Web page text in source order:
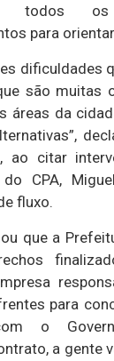
todos
para
dificuldades
são muitas
áreas da
ao citar
CPA,
fluxo.
que a
para
o
a gente